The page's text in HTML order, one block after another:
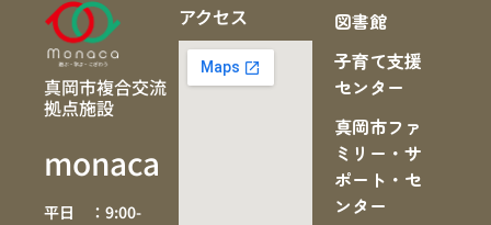
真岡市複合交流
拠点施設
monaca
平日 ：9:00-
アクセス
図書館
子育て支援
センター
真岡市ファ
ミリー・サ
ポート・セ
ンター